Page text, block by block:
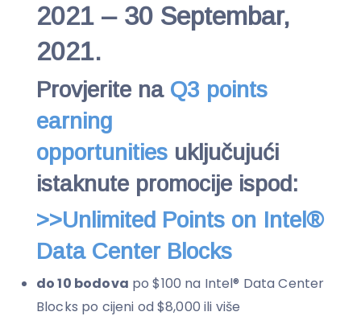
2021 – 30 Septembar,
2021.
Provjerite na Q3 points
earning
opportunities uključujući
istaknute promocije ispod:
>>Unlimited Points on Intel®
Data Center Blocks
do 10 bodova po $100 na Intel® Data Center
Blocks po cijeni od $8,000 ili više